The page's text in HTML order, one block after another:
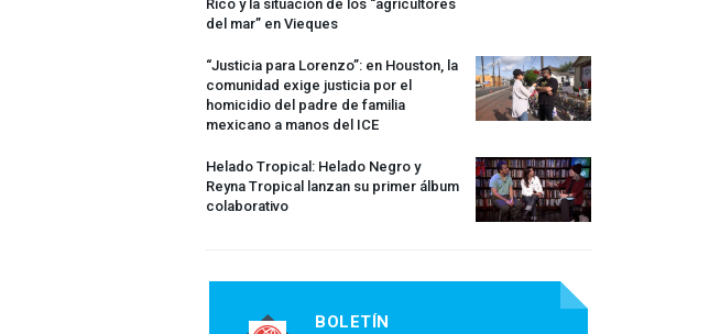
Rico y la situación de los “agricultores
del mar” en Vieques
“Justicia para Lorenzo”: en Houston, la
comunidad exige justicia por el
homicidio del padre de familia
mexicano a manos del ICE
Helado Tropical: Helado Negro y
Reyna Tropical lanzan su primer álbum
colaborativo
BOLETÍN